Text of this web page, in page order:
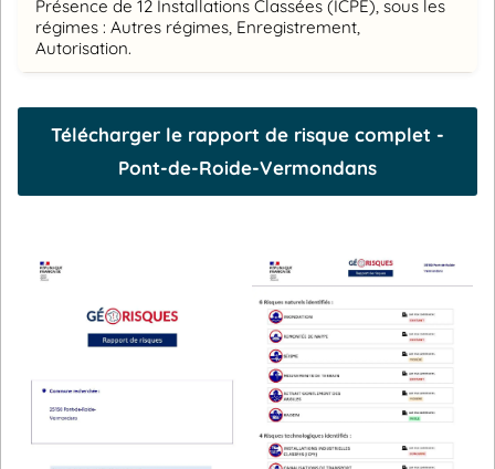
Présence de 12 Installations Classées (ICPE), sous les
régimes : Autres régimes, Enregistrement,
Autorisation.
Télécharger le rapport de risque complet -
Pont-de-Roide-Vermondans